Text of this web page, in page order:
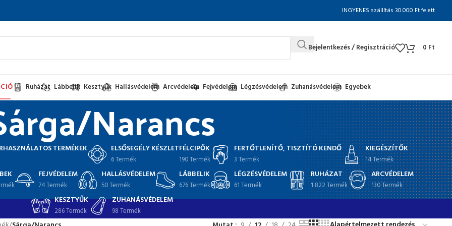
INGYENES szállítás 30.000 Ft felett
Bejelentkezés / Regisztráció 0 Ft
Ruházat Lábbelik Kesztyűk Hallásvédelem Arcvédelem Fejvédelem Légzésvédelem Zuhanásvédelem Egyebek
Narancs
TERMÉKEK ELSŐSEGÉLY KÉSZLET
6 Termék
FÉLCIPŐK
190 Termék
FERTŐTLENÍTŐ, TISZTÍTÓ KENDŐ
3 Termék
KIEGÉSZÍTŐK
14 Termék
FEJVÉDELEM
74 Termék
HALLÁSVÉDELEM
50 Termék
LÁBBELIK
676 Termék
LÉGZÉSVÉDELEM
61 Termék
RUHÁZAT
1 822 Termék
ARCVÉDELEM
130 Termék
KESZTYŰK
286 Termék
ZUHANÁSVÉDELEM
98 Termék